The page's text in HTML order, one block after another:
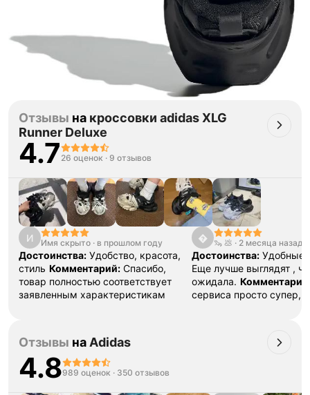
Отзывы на кроссовки adidas XLG
Runner Deluxe
4.7 26 оценок · 9 отзывов
И Имя скрыто · в прошлом году
Достоинства: Удобство, красота,
стиль Комментарий: Спасибо,
товар полностью соответствует
заявленным характеристикам
 🦦 💩 · 2 месяца назад
Достоинства: Удобные
Еще лучше выглядят ,
ожидала.
сервиса просто супер,
Отзывы наAdidas
4.8989 оценок · 350 отзывов